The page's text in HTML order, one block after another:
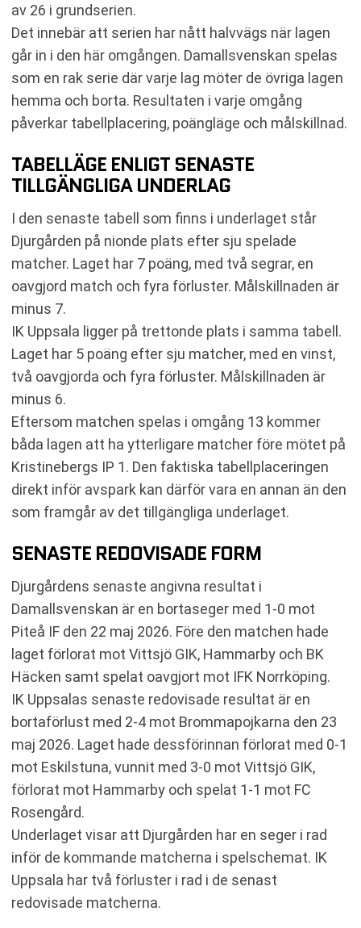
av 26 i grundserien.
Det innebär att serien har nått halvvägs när lagen
går in i den här omgången. Damallsvenskan spelas
som en rak serie där varje lag möter de övriga lagen
hemma och borta. Resultaten i varje omgång
påverkar tabellplacering, poängläge och målskillnad.
TABELLÄGE ENLIGT SENASTE
TILLGÄNGLIGA UNDERLAG
I den senaste tabell som finns i underlaget står
Djurgården på nionde plats efter sju spelade
matcher. Laget har 7 poäng, med två segrar, en
oavgjord match och fyra förluster. Målskillnaden är
minus 7.
IK Uppsala ligger på trettonde plats i samma tabell.
Laget har 5 poäng efter sju matcher, med en vinst,
två oavgjorda och fyra förluster. Målskillnaden är
minus 6.
Eftersom matchen spelas i omgång 13 kommer
båda lagen att ha ytterligare matcher före mötet på
Kristinebergs IP 1. Den faktiska tabellplaceringen
direkt inför avspark kan därför vara en annan än den
som framgår av det tillgängliga underlaget.
SENASTE REDOVISADE FORM
Djurgårdens senaste angivna resultat i
Damallsvenskan är en bortaseger med 1-0 mot
Piteå IF den 22 maj 2026. Före den matchen hade
laget förlorat mot Vittsjö GIK, Hammarby och BK
Häcken samt spelat oavgjort mot IFK Norrköping.
IK Uppsalas senaste redovisade resultat är en
bortaförlust med 2-4 mot Brommapojkarna den 23
maj 2026. Laget hade dessförinnan förlorat med 0-1
mot Eskilstuna, vunnit med 3-0 mot Vittsjö GIK,
förlorat mot Hammarby och spelat 1-1 mot FC
Rosengård.
Underlaget visar att Djurgården har en seger i rad
inför de kommande matcherna i spelschemat. IK
Uppsala har två förluster i rad i de senast
redovisade matcherna.